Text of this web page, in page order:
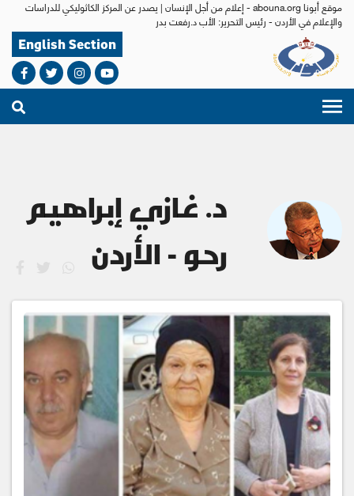
موقع أبونا abouna.org - إعلام من أجل الإنسان | يصدر عن المركز الكاثوليكي للدراسات
والإعلام في الأردن - رئيس التحرير: الأب د.رفعت بدر
English Section
د. غازي إبراهيم
رحو - الأردن